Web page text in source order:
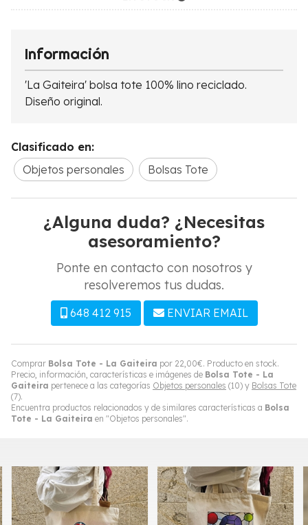
Comprar Bolsa Tote - La Gaiteira por 22,00€. Producto en stock.
Precio, información, características e imágenes de Bolsa Tote - La
Gaiteira pertenece a las categorías Objetos personales (10) y Bolsas Tote
(7).
Encuentra productos relacionados y de similares características a Bolsa
Tote - La Gaiteira en "Objetos personales".
Información
'La Gaiteira' bolsa tote 100% lino reciclado.
Diseño original.
Clasificado en:
Objetos personales
Bolsas Tote
¿Alguna duda? ¿Necesitas
asesoramiento?
Ponte en contacto con nosotros y
resolveremos tus dudas.
648 412 915 ENVIAR EMAIL